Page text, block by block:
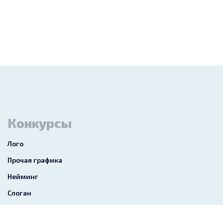
Конкурсы
Лого
Прочая графика
Нейминг
Слоган